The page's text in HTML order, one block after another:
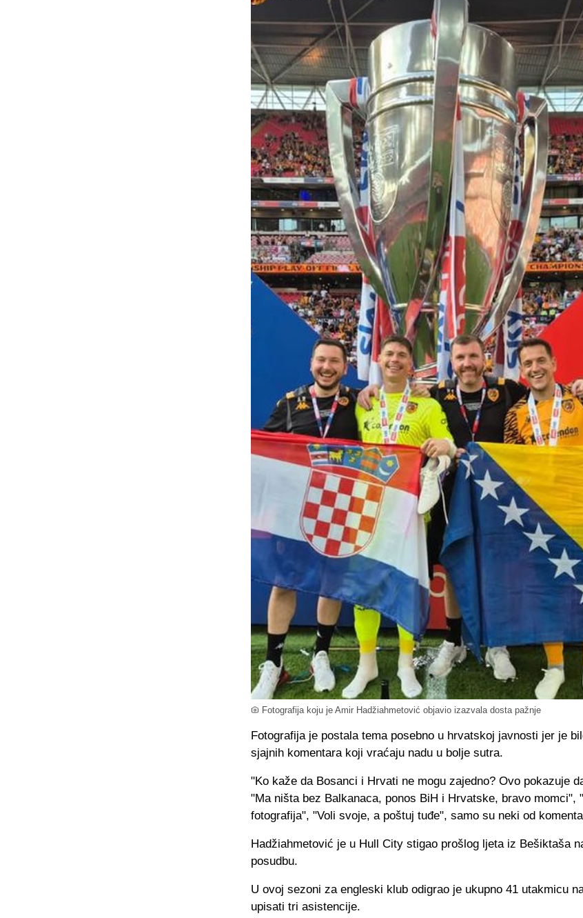
Fotografija koju je Amir Hadžiahmetović objavio izazvala dosta pažnje
Fotografija je postala tema posebno u hrvatskoj javnosti jer je
sjajnih komentara koji vraćaju nadu u bolje sutra.
"Ko kaže da Bosanci i Hrvati ne mogu zajedno? Ovo pokazuje
"Ma ništa bez Balkanaca, ponos BiH i Hrvatske, bravo momci",
fotografija", "Voli svoje, a poštuj tuđe", samo su neki od
Hadžiahmetović je u Hull City stigao prošlog ljeta iz Bešiktaša
posudbu.
U ovoj sezoni za engleski klub odigrao je ukupno 41 utakmicu
upisati tri asistencije.